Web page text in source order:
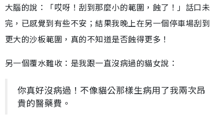
大腦的說：「哎呀！刮到那麼小的範圍，蝕了！」話口未
完，已感覺到有些不安；結果我晚上在另一個停車場刮到
更大的沙板範圍，真的不知道是否蝕得更多！
另一個覆水難收：是我跟一直沒病過的貓女說：
你真好沒病過！不像貓公那樣生病用了我兩次昂
貴的醫藥費。